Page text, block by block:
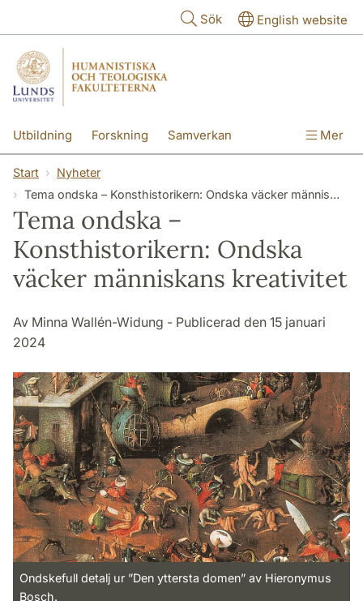
Sök English website
Utbildning Forskning Samverkan
Kontakt Om fakulteterna
Mer
Start
Nyheter
Tema ondska – Konsthistorikern: Ondska väcker människans kreativitet
Tema ondska –
Konsthistorikern: Ondska
väcker människans kreativitet
Av Minna Wallén-Widung - Publicerad den 15 januari
2024
Ondskefull detalj ur ”Den yttersta domen” av Hieronymus
Bosch.